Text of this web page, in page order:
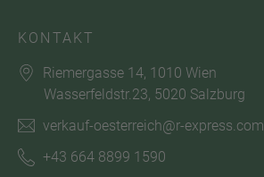
KONTAKT
Riemergasse 14, 1010 Wien
Wasserfeldstr.23, 5020 Salzburg
verkauf-oesterreich@r-express.com
+43 664 8899 1590